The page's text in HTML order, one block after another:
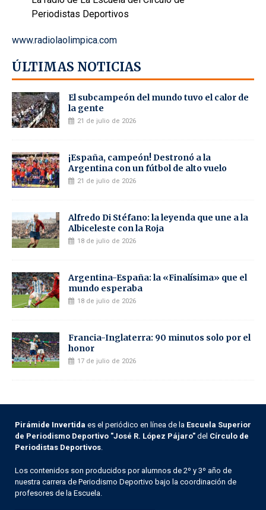
Periodistas Deportivos
www.radiolaolimpica.com
ÚLTIMAS NOTICIAS
El subcampeón del mundo tuvo el calor de
la gente
21 de julio de 2026
¡España, campeón! Destronó a la
Argentina con un fútbol de alto vuelo
21 de julio de 2026
Alfredo Di Stéfano: la leyenda que une a la
Albiceleste con la Roja
18 de julio de 2026
Argentina-España: la «Finalísima» que el
mundo esperaba
18 de julio de 2026
Francia-Inglaterra: 90 minutos solo por el
honor
17 de julio de 2026
Pirámide Invertida es el periódico en línea de la Escuela Superior
de Periodismo Deportivo "José R. López Pájaro" del Círculo de
Periodistas Deportivos
Los contenidos son producidos por alumnos de 2º y 3º año de
nuestra carrera de Periodismo Deportivo bajo la coordinación de
profesores de la Escuela.